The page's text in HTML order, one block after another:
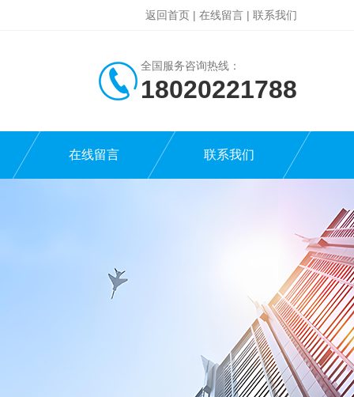
返回首页 | 在线留言 | 联系我们
全国服务咨询热线：
18020221788
在线留言 联系我们